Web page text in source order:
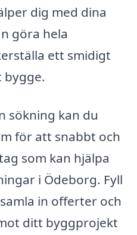
dig med dina
göra hela
ett smidigt
bygge.
sökning kan du
för att snabbt och
som kan hjälpa
i Ödeborg. Fyll
in offerter och
ditt byggprojekt